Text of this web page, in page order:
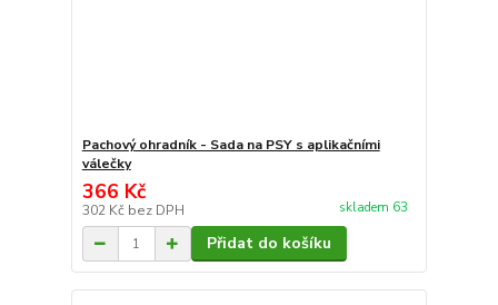
Pachový ohradník - Sada na PSY s aplikačními
válečky
366 Kč
302 Kč bez DPH skladem 63
Přidat do košíku